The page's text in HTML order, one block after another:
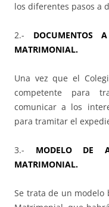
los diferentes pasos a
2.-
DOCUMENTOS
MATRIMONIAL.
Una vez que el
competente para
comunicar a los
para tramitar el
3.-
MODELO DE
MATRIMONIAL.
Se trata de un modelo